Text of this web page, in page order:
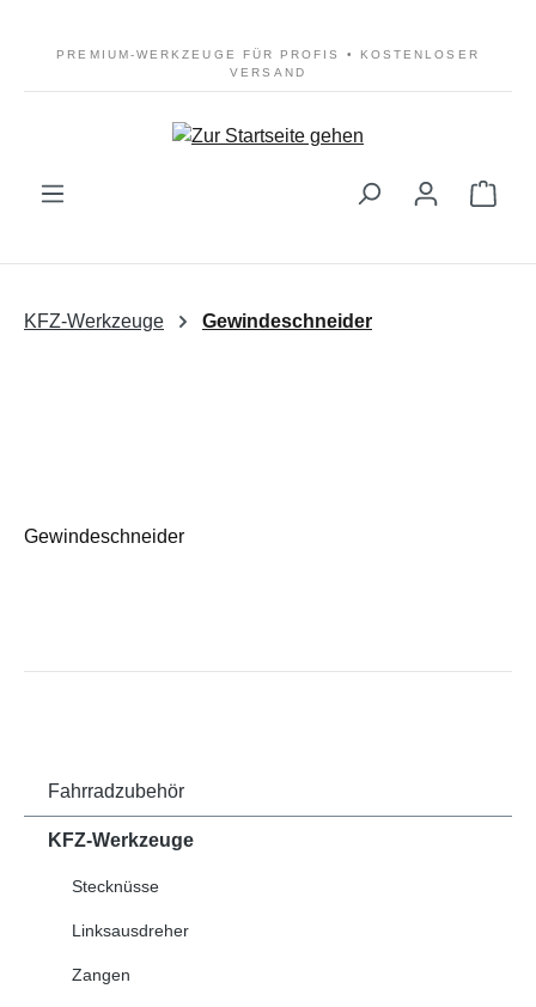
PREMIUM-WERKZEUGE FÜR PROFIS • KOSTENLOSER
VERSAND
KFZ-Werkzeuge Gewindeschneider
Gewindeschneider
Fahrradzubehör
KFZ-Werkzeuge
Stecknüsse
Linksausdreher
Zangen